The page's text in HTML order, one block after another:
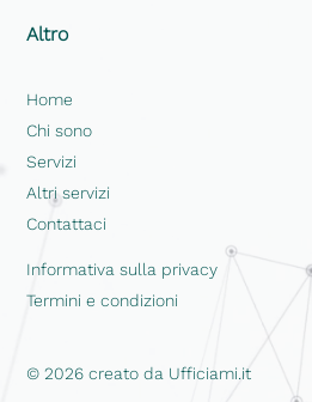
Altro
Home
Chi sono
Servizi
Altri servizi
Contattaci
Informativa sulla privacy​
Termini e condizioni
© 2026 creato da Ufficiami.it